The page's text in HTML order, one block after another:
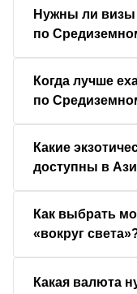
Нужны ли визы
по
Когда лучше
по
Какие
доступны в
Как выбрать
«вокруг
Какая валюта